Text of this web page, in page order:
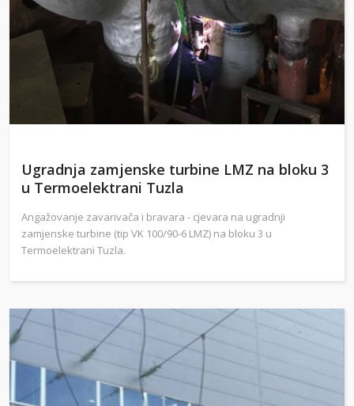
Ugradnja zamjenske turbine LMZ na bloku 3
u Termoelektrani Tuzla
Angažovanje zavarivača i bravara - cjevara na ugradnji
zamjenske turbine (tip VK 100/90-6 LMZ) na bloku 3 u
Termoelektrani Tuzla.